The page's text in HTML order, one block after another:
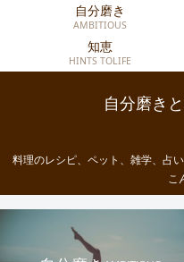
自分磨き
料理のレシピ、ペット、雑学、占
こ
自分磨き
AMBITIOUS
知恵
HINTS TOLIFE